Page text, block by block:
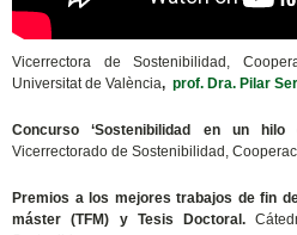
Vicerrectora de Sostenibilidad,
Universitat de València,prof. Dra. Pilar
Concurso ‘Sostenibilidad en un hilo
Vicerrectorado de Sostenibilidad,
Premios a los mejores trabajos de fin
máster (TFM) y Tesis Doctoral.